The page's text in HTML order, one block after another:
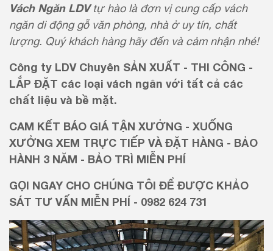
Vách Ngăn LDVtự hào là đơn vị cung cấp vách
ngăn di động gỗ văn phòng, nhà ở uy tín, chất
lượng. Quý khách hàng hãy đến và cảm nhận nhé!
Công ty LDV Chuyên SẢN XUẤT - THI CÔNG -
LẮP ĐẶT các loại vách ngăn với tất cả các
chất liệu và bề mặt.
CAM KẾT BÁO GIÁ TẬN XƯỞNG - XUỐNG
XƯỞNG XEM TRỰC TIẾP VÀ ĐẶT HÀNG - BẢO
HÀNH 3 NĂM - BẢO TRÌ MIỄN PHÍ
GỌI NGAY CHO CHÚNG TÔI ĐỂ ĐƯỢC KHẢO
SÁT TƯ VẤN MIỄN PHÍ - 0982 624 731